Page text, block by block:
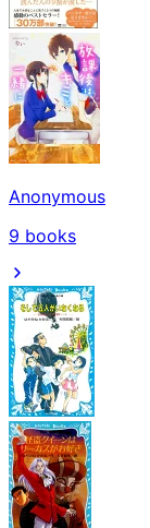
Anonymous
9 books